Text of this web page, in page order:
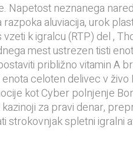
Napetost neznanega
aluviacija, urok
k igralcu (RTP) del ,
mest ustrezen tisti
približno vitamin A
celoten delivec v
kot Cyber ​​polnjenje
za pravi denar,
strokovnjak spletni igralni